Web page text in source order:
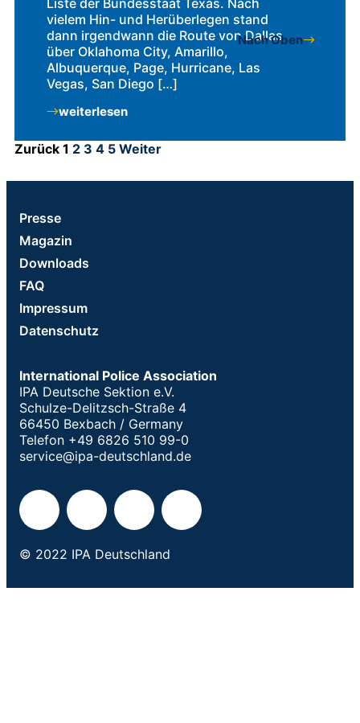
vielem Hin- und Herüberlegen stand
dann irgendwann die Route von Dallas
über Oklahoma City, Amarillo,
Albuquerque, Page, Hurricane, Las
Vegas, San Diego […]
weiterlesen
Zurück 1 2 3 4 5 Weiter
Nach Oben
Presse
Magazin
Downloads
FAQ
Impressum
Datenschutz
International Police Association
IPA Deutsche Sektion e.V.
Schulze-Delitzsch-Straße 4
66450 Bexbach / Germany
Telefon +49 6826 510 99-0
service@ipa-deutschland.de
© 2022 IPA Deutschland